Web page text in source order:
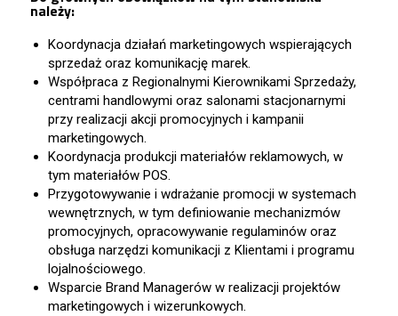
należy:
Koordynacja działań marketingowych wspierających
sprzedaż oraz komunikację marek.
Współpraca z Regionalnymi Kierownikami Sprzedaży,
centrami handlowymi oraz salonami stacjonarnymi
przy realizacji akcji promocyjnych i kampanii
marketingowych.
Koordynacja produkcji materiałów reklamowych, w
tym materiałów POS.
Przygotowywanie i wdrażanie promocji w systemach
wewnętrznych, w tym definiowanie mechanizmów
promocyjnych, opracowywanie regulaminów oraz
obsługa narzędzi komunikacji z Klientami i programu
lojalnościowego.
Wsparcie Brand Managerów w realizacji projektów
marketingowych i wizerunkowych.